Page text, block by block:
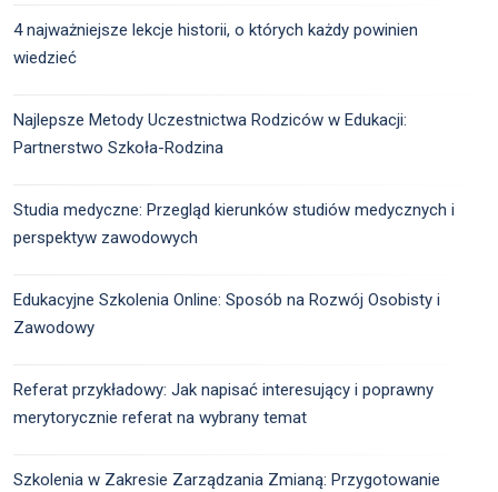
4 najważniejsze lekcje historii, o których każdy powinien
wiedzieć
Najlepsze Metody Uczestnictwa Rodziców w Edukacji:
Partnerstwo Szkoła-Rodzina
Studia medyczne: Przegląd kierunków studiów medycznych i
perspektyw zawodowych
Edukacyjne Szkolenia Online: Sposób na Rozwój Osobisty i
Zawodowy
Referat przykładowy: Jak napisać interesujący i poprawny
merytorycznie referat na wybrany temat
Szkolenia w Zakresie Zarządzania Zmianą: Przygotowanie